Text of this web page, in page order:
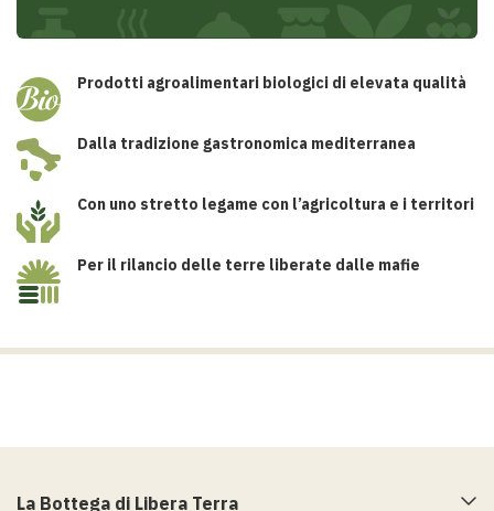
Prodotti agroalimentari biologici di elevata qualità
Dalla tradizione gastronomica mediterranea
Con uno stretto legame con l’agricoltura e i territori
Per il rilancio delle terre liberate dalle mafie
La Bottega di Libera Terra